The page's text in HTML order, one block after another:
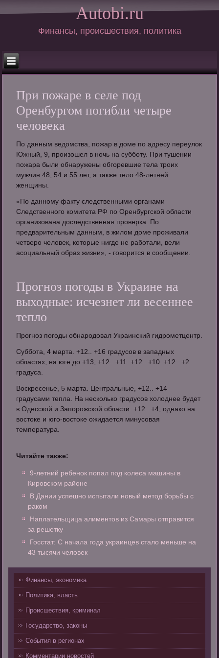
Autobi.ru
Финансы, происшествия, политика
При пожаре в селе под
Оренбургом погибли четыре
человека
По данным ведомства, пожар в доме по адресу переулок
Южный, 9, произошел в ночь на субботу. При тушении
пожара были обнаружены обгоревшие тела троих
мужчин 48, 54 и 55 лет, а также тело 48-летней
женщины.
«По данному факту следственными органами
Следственного комитета РФ по Оренбургской области
организована доследственная проверка. По
предварительным данным, в жилом доме проживали
четверо человек, которые нигде не работали, вели
асоциальный образ жизни», - говорится в сообщении.
Прогноз погоды в Украине на
выходные: исчезнет ли весеннее
тепло
Прогноз погоды обнародовал Украинский гидрометцентр.
Суббота, 4 марта. +12.. +16 градусов в западных
областях, на юге до +13, +12.. +11. +12.. +10. +12.. +2
градуса.
Воскресенье, 5 марта. Центральные, +12.. +14
градусами тепла. На несколько градусов холоднее будет
в Одесской и Запорожской области. +12.. +4, однако на
востоке и юго-востоке ожидается минусовая
температура.
Читайте также:
9-летний ребенок попал под колеса машины в
Кировском районе
В Дании успешно испытали новый метод борьбы с
раком
Наплательщица алиментов из Самары отправится
за решетку
Госстат: С начала года украинцев стало меньше на
43 тысячи человек
Финансы, экономика
Политика, власть
Происшествия, криминал
Государство, законы
События в регионах
Комментарии новостей